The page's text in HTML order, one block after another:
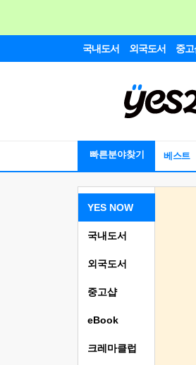
국내도서 외국도서 중고
빠른분야찾기 베스트
YES NOW
국내도서
외국도서
중고샵
eBook
크레마클럽